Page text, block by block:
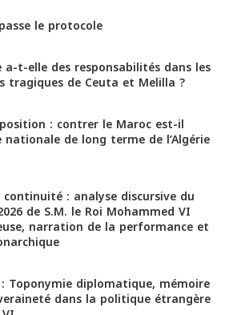
le protocole
a-t-elle des responsabilités dans les
tragiques de Ceuta et Melilla ?
: contrer le Maroc est-il
de long terme de l’Algérie
: analyse discursive du
de S.M. le Roi Mohammed VI
narration de la performance et
Toponymie diplomatique, mémoire
dans la politique étrangère